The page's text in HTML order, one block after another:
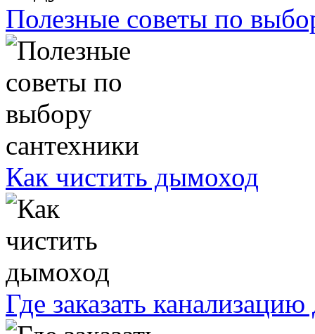
Полезные советы по
Как чистить дымоход
Где заказать